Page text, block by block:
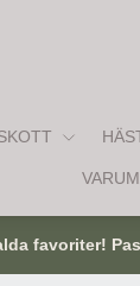
favoriter!